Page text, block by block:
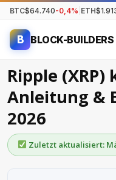
BTC$64.740-0,4% ETH
B BLOCK-BUILDERS
Ripple (XRP)
Anleitung &
2026
Zuletzt aktualisiert: